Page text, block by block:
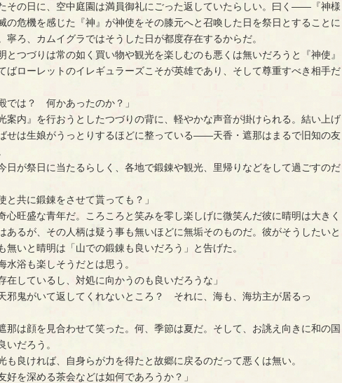
その日に、空中庭園は満員御礼にごった返していたらしい。曰く――『神様
の危機を感じた『神』が神使をその膝元へと召喚した日を祭日とすることに
ろ、カムイグラではそうした日が都度存在するからだ。
つづりは常の如く買い物や観光を楽しむのも悪くは無いだろうと『神使』
ばローレットのイレギュラーズこそが英雄であり、そして尊重すべき相手だ
では？ 何かあったのか？」
内』を行おうとしたつづりの背に、軽やかな声音が掛けられる。結い上げ
せは生娘がうっとりするほどに整っている――天香・遮那はまるで旧知の友
日が祭日に当たるらしく、各地で鍛錬や観光、里帰りなどをして過ごすのだ
共に鍛錬をさせて貰っても？」
旺盛な青年だ。ころころと笑みを零し楽しげに微笑んだ彼に晴明は大きく
あるが、その人柄は疑う事も無いほどに無垢そのものだ。彼がそうしたいと
無いと晴明は「山での鍛錬も良いだろう」と告げた。
水浴も楽しそうだとは思う。
しているし、対処に向かうのも良いだろうな」
鬼がいて返してくれないところ？ それに、海も、海坊主が居るっ
は顔を見合わせて笑った。何、季節は夏だ。そして、お誂え向きに和の国
いだろう。
良ければ、自身らが力を得たと故郷に戻るのだって悪くは無い。
好を深める茶会などは如何であろうか？」